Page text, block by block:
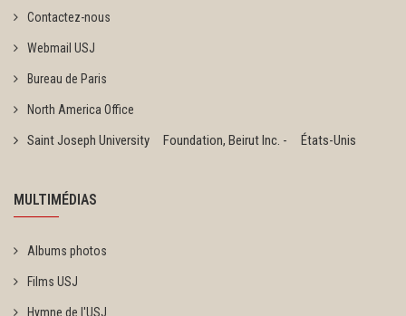
Contactez-nous
Webmail USJ
Bureau de Paris
North America Office
Saint Joseph University Foundation, Beirut Inc. - États-Unis
MULTIMÉDIAS
Albums photos
Films USJ
Hymne de l'USJ